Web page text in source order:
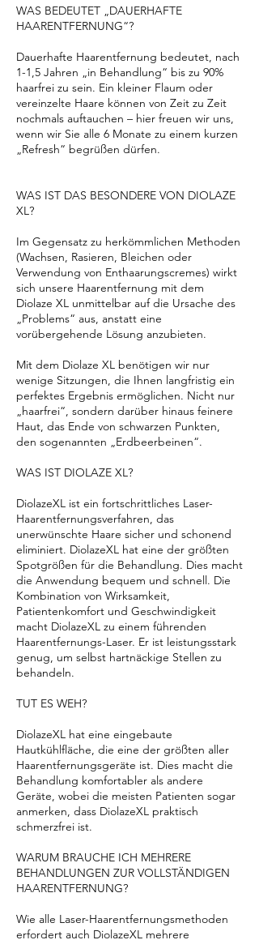
WAS BEDEUTET „DAUERHAFTE
HAARENTFERNUNG“?
Dauerhafte Haarentfernung bedeutet, nach
1-1,5 Jahren „in Behandlung“ bis zu 90%
haarfrei zu sein. Ein kleiner Flaum oder
vereinzelte Haare können von Zeit zu Zeit
nochmals auftauchen – hier freuen wir uns,
wenn wir Sie alle 6 Monate zu einem kurzen
„Refresh“ begrüßen dürfen.
WAS IST DAS BESONDERE VON DIOLAZE
XL?
Im Gegensatz zu herkömmlichen Methoden
(Wachsen, Rasieren, Bleichen oder
Verwendung von Enthaarungscremes) wirkt
sich unsere Haarentfernung mit dem
Diolaze XL unmittelbar auf die Ursache des
„Problems“ aus, anstatt eine
vorübergehende Lösung anzubieten.
Mit dem Diolaze XL benötigen wir nur
wenige Sitzungen, die Ihnen langfristig ein
perfektes Ergebnis ermöglichen. Nicht nur
„haarfrei“, sondern darüber hinaus feinere
Haut, das Ende von schwarzen Punkten,
den sogenannten „Erdbeerbeinen“.
WAS IST DIOLAZE XL?
DiolazeXL ist ein fortschrittliches Laser-
Haarentfernungsverfahren, das
unerwünschte Haare sicher und schonend
eliminiert. DiolazeXL hat eine der größten
Spotgrößen für die Behandlung. Dies macht
die Anwendung bequem und schnell. Die
Kombination von Wirksamkeit,
Patientenkomfort und Geschwindigkeit
macht DiolazeXL zu einem führenden
Haarentfernungs-Laser. Er ist leistungsstark
genug, um selbst hartnäckige Stellen zu
behandeln.
TUT ES WEH?
DiolazeXL hat eine eingebaute
Hautkühlfläche, die eine der größten aller
Haarentfernungsgeräte ist. Dies macht die
Behandlung komfortabler als andere
Geräte, wobei die meisten Patienten sogar
anmerken, dass DiolazeXL praktisch
schmerzfrei ist.
WARUM BRAUCHE ICH MEHRERE
BEHANDLUNGEN ZUR VOLLSTÄNDIGEN
HAARENTFERNUNG?
Wie alle Laser-Haarentfernungsmethoden
erfordert auch DiolazeXL mehrere